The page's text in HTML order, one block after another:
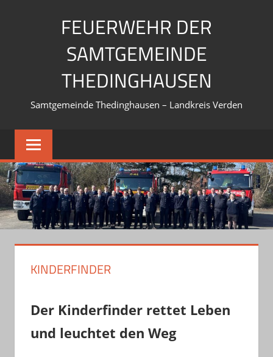
FEUERWEHR DER
SAMTGEMEINDE
THEDINGHAUSEN
Samtgemeinde Thedinghausen – Landkreis Verden
KINDERFINDER
Der Kinderfinder rettet Leben
und leuchtet den Weg